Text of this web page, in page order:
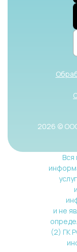
2026 ©
Вся
и не
(2) ГК